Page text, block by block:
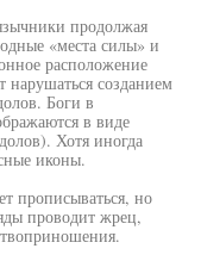
продолжая
«места силы» и
расположение
созданием
Боги в
в виде
Хотя иногда
иконы.
прописываться, но
проводит жрец,